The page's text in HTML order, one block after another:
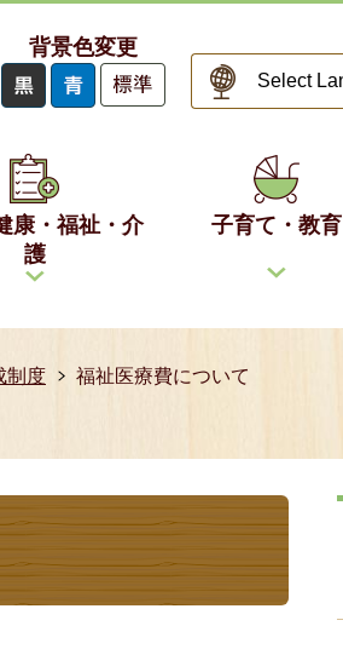
背景色変更
康・福祉・介
護
子育て・教育
制度
福祉医療費について